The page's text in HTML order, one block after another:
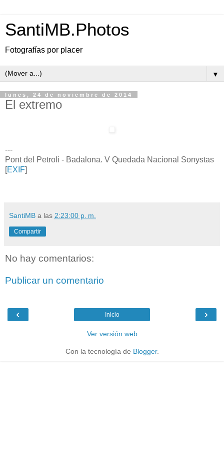
SantiMB.Photos
Fotografías por placer
▼
lunes, 24 de noviembre de 2014
El extremo
---
Pont del Petroli - Badalona. V Quedada Nacional Sonystas
[EXIF]
SantiMB a las 2:23:00 p. m.
Compartir
No hay comentarios:
Publicar un comentario
‹ ›
Inicio
Ver versión web
Con la tecnología de Blogger.